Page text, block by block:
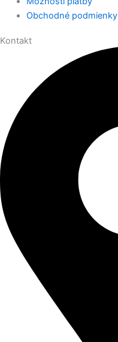
Obchodné podmienky
Kontakt